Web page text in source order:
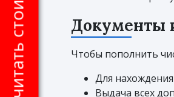
Документы
Чтобы пополнить
Для
Выдача всех